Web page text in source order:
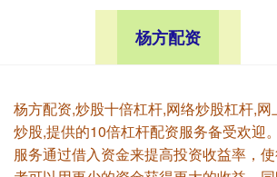
杨方配资
杨方配资,炒股十倍杠杆,网络炒股杠杆,网
炒股,提供的10倍杠杆配资服务备受欢迎
服务通过借入资金来提高投资收益率，